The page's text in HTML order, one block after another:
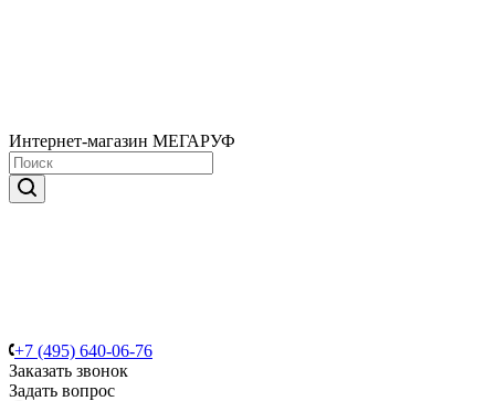
Интернет-магазин МЕГАРУФ
+7 (495) 640-06-76
Заказать звонок
Задать вопрос